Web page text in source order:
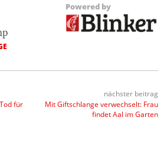
Powered by
für
nächster beitrag
Mit Giftschlange verwechselt: Frau
findet Aal im Garten